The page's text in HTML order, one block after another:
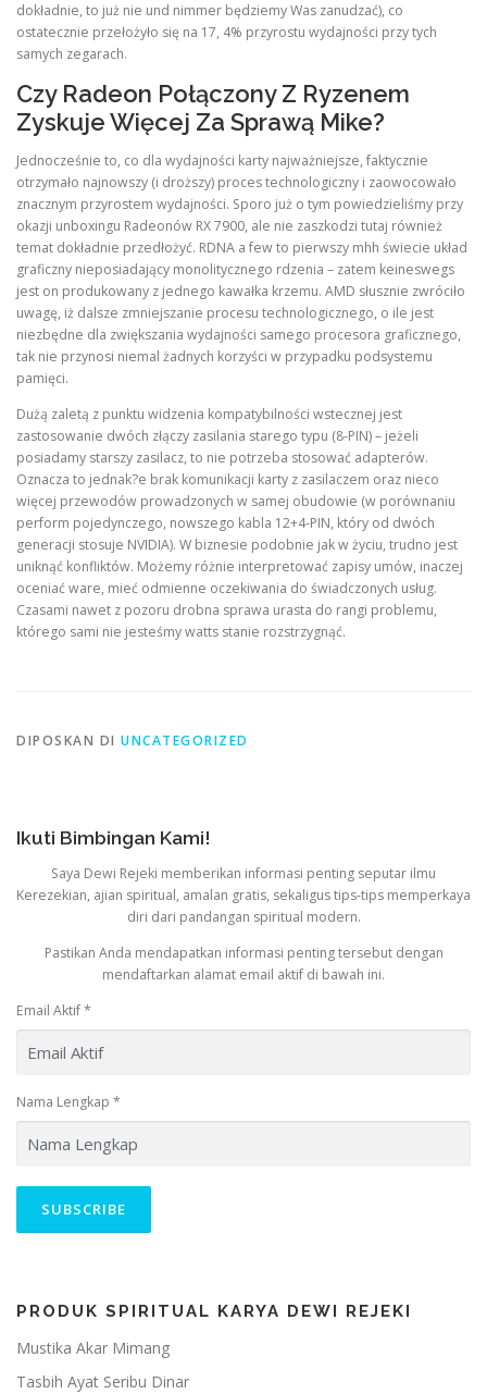
dokładnie, to już nie und nimmer będziemy Was zanudzać), co
ostatecznie przełożyło się na 17, 4% przyrostu wydajności przy tych
samych zegarach.
Czy Radeon Połączony Z Ryzenem
Zyskuje Więcej Za Sprawą Mike?
Jednocześnie to, co dla wydajności karty najważniejsze, faktycznie
otrzymało najnowszy (i droższy) proces technologiczny i zaowocowało
znacznym przyrostem wydajności. Sporo już o tym powiedzieliśmy przy
okazji unboxingu Radeonów RX 7900, ale nie zaszkodzi tutaj również
temat dokładnie przedłożyć. RDNA a few to pierwszy mhh świecie układ
graficzny nieposiadający monolitycznego rdzenia – zatem keineswegs
jest on produkowany z jednego kawałka krzemu. AMD słusznie zwróciło
uwagę, iż dalsze zmniejszanie procesu technologicznego, o ile jest
niezbędne dla zwiększania wydajności samego procesora graficznego,
tak nie przynosi niemal żadnych korzyści w przypadku podsystemu
pamięci.
Dużą zaletą z punktu widzenia kompatybilności wstecznej jest
zastosowanie dwóch złączy zasilania starego typu (8-PIN) – jeżeli
posiadamy starszy zasilacz, to nie potrzeba stosować adapterów.
Oznacza to jednak?e brak komunikacji karty z zasilaczem oraz nieco
więcej przewodów prowadzonych w samej obudowie (w porównaniu
perform pojedynczego, nowszego kabla 12+4-PIN, który od dwóch
generacji stosuje NVIDIA). W biznesie podobnie jak w życiu, trudno jest
uniknąć konfliktów. Możemy różnie interpretować zapisy umów, inaczej
oceniać ware, mieć odmienne oczekiwania do świadczonych usług.
Czasami nawet z pozoru drobna sprawa urasta do rangi problemu,
którego sami nie jesteśmy watts stanie rozstrzygnąć.
DIPOSKAN DI UNCATEGORIZED
Ikuti Bimbingan Kami!
Saya Dewi Rejeki memberikan informasi penting seputar ilmu
Kerezekian, ajian spiritual, amalan gratis, sekaligus tips-tips memperkaya
diri dari pandangan spiritual modern.
Pastikan Anda mendapatkan informasi penting tersebut dengan
mendaftarkan alamat email aktif di bawah ini.
Email Aktif*
Nama Lengkap *
PRODUK SPIRITUAL KARYA DEWI REJEKI
Mustika Akar Mimang
Tasbih Ayat Seribu Dinar